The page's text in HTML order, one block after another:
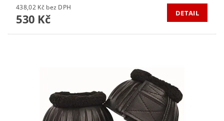
438,02 Kč bez DPH
530 Kč DETAIL